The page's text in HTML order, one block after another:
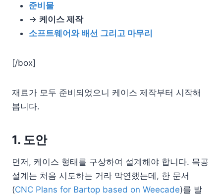
준비물
→ 케이스 제작
소프트웨어와 배선 그리고 마무리
[/box]
재료가 모두 준비되었으니 케이스 제작부터 시작해
봅니다.
1. 도안
먼저, 케이스 형태를 구상하여 설계해야 합니다. 목공
설계는 처음 시도하는 거라 막연했는데, 한 문서
(CNC Plans for Bartop based on Weecade)를 발